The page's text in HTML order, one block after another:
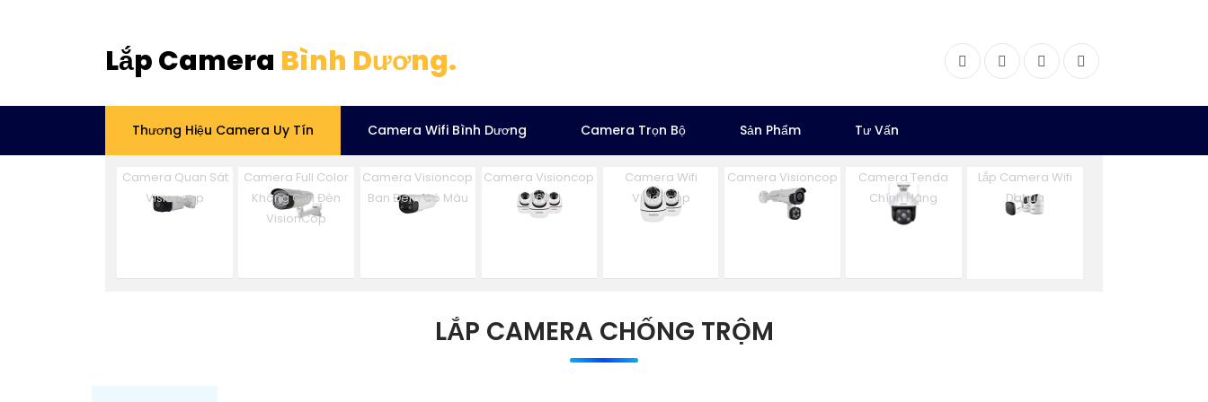
Lắp Camera Bình Dương. FacebookTwitter InstagramDribbble
Thương Hiệu Camera Uy Tín Camera Wifi Bình Dương Camera Trọn Bộ Sản Phẩm Tư Vấn
Camera Quan Sát
Visioncop
Camera Full Color
Không Cần Đèn
VisionCop
Camera Visioncop
Ban Đêm Có Màu
Camera Visioncop
360
Camera Wifi
Visioncop
Camera Visioncop
Al
Camera Tenda
Chính Hãng
Lắp Camera Wifi
Dahua
LẮP CAMERA CHỐNG TRỘM